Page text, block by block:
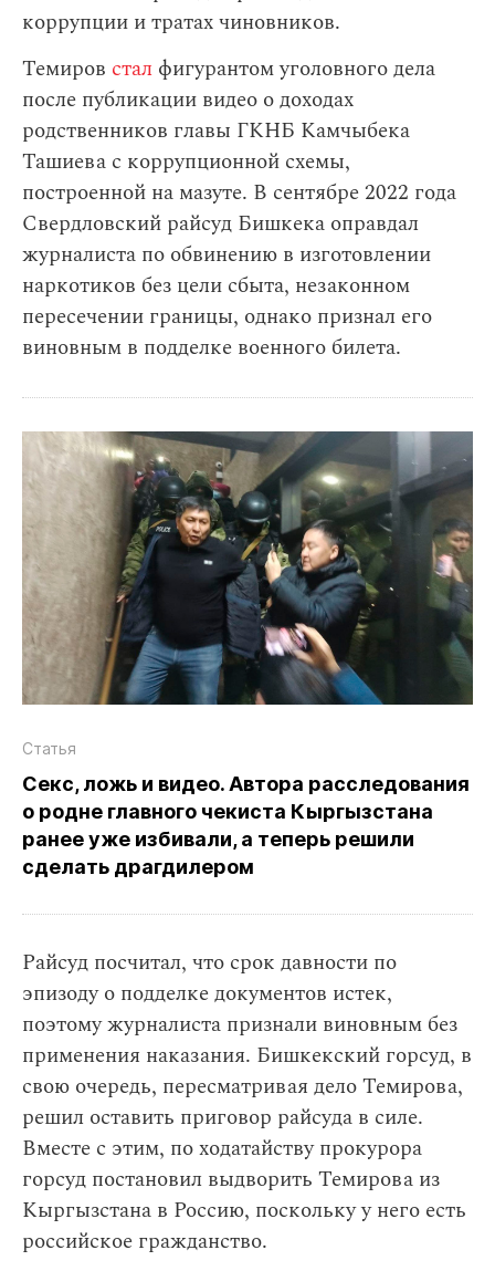
коррупции и тратах чиновников.
Темиров стал фигурантом уголовного дела
после публикации видео о доходах
родственников главы ГКНБ Камчыбека
Ташиева с коррупционной схемы,
построенной на мазуте. В сентябре 2022 года
Свердловский райсуд Бишкека оправдал
журналиста по обвинению в изготовлении
наркотиков без цели сбыта, незаконном
пересечении границы, однако признал его
виновным в подделке военного билета.
Статья
Секс, ложь и видео. Автора расследования
о родне главного чекиста Кыргызстана
ранее уже избивали, а теперь решили
сделать драгдилером
Райсуд посчитал, что срок давности по
эпизоду о подделке документов истек,
поэтому журналиста признали виновным без
применения наказания. Бишкекский горсуд, в
свою очередь, пересматривая дело Темирова,
решил оставить приговор райсуда в силе.
Вместе с этим, по ходатайству прокурора
горсуд постановил выдворить Темирова из
Кыргызстана в Россию, поскольку у него есть
российское гражданство.